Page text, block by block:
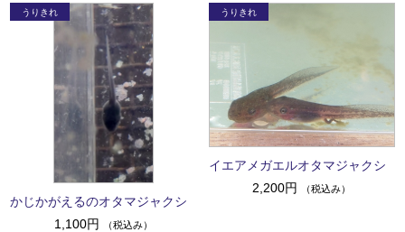
かじかがえるのオタマジャクシ
1,100円
（税込み）
イエアメガエルオタマジャクシ
2,200円
（税込み）